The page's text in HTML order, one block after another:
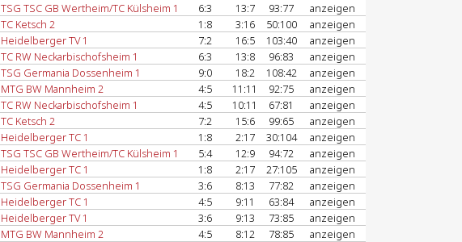
TSG TSC GB Wertheim/TC Külsheim 1 6:3 13:7 93:77
anzeigen
TC Ketsch 2 1:8 3:16 50:100
anzeigen
Heidelberger TV 1 7:2 16:5 103:40
anzeigen
TC RW Neckarbischofsheim 1 6:3 13:8 96:83
anzeigen
TSG Germania Dossenheim 1 9:0 18:2 108:42
anzeigen
MTG BW Mannheim 2 4:5 11:11 92:75
anzeigen
TC RW Neckarbischofsheim 1 4:5 10:11 67:81
anzeigen
TC Ketsch 2 7:2 15:6 99:65
anzeigen
Heidelberger TC 1 1:8 2:17 30:104
anzeigen
TSG TSC GB Wertheim/TC Külsheim 1 5:4 12:9 94:72
anzeigen
Heidelberger TC 1 1:8 2:17 27:105
anzeigen
TSG Germania Dossenheim 1 3:6 8:13 77:82
anzeigen
Heidelberger TC 1 4:5 9:11 63:84
anzeigen
Heidelberger TV 1 3:6 9:13 73:85
anzeigen
MTG BW Mannheim 2 4:5 8:12 78:85
anzeigen